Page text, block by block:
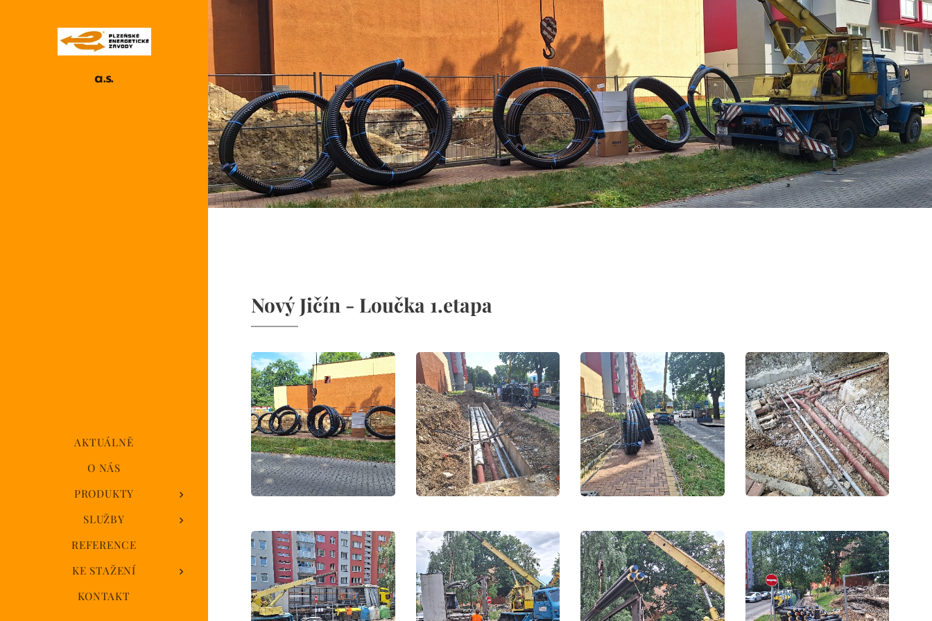
a.s.
AKTUÁLNĚ
O NÁS
PRODUKTY
SLUŽBY
REFERENCE
KE STAŽENÍ
KONTAKT
.
Nový Jičín - Loučka 1.etapa